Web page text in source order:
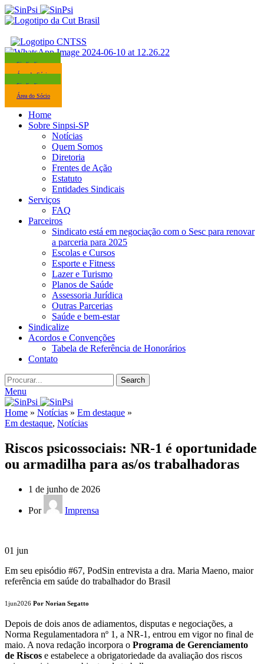
Sindicalize-se
Área do Sócio
Sindicalize-se
Área do Sócio
Home
Sobre Sinpsi-SP
Notícias
Quem Somos
Diretoria
Frentes de Ação
Estatuto
Entidades Sindicais
Serviços
FAQ
Parceiros
Sindicato está em negociação com o Sesc para renovar
a parceria para 2025
Escolas e Cursos
Esporte e Fitness
Lazer e Turismo
Planos de Saúde
Assessoria Jurídica
Outras Parcerias
Saúde e bem-estar
Sindicalize
Acordos e Convenções
Tabela de Referência de Honorários
Contato
Search
Menu
Home » Notícias » Em destaque »
Em destaque, Notícias
Riscos psicossociais: NR-1 é oportunidade
ou armadilha para as/os trabalhadoras
1 de junho de 2026
Por Imprensa
01 jun
Em seu episódio #67, PodSin entrevista a dra. Maria Maeno, maior
referência em saúde do trabalhador do Brasil
1jun2026 Por Norian Segatto
Depois de dois anos de adiamentos, disputas e negociações, a
Norma Regulamentadora nº 1, a NR-1, entrou em vigor no final de
maio. A nova redação incorpora o Programa de Gerenciamento
de Riscos e estabelece a obrigatoriedade da avaliação dos riscos